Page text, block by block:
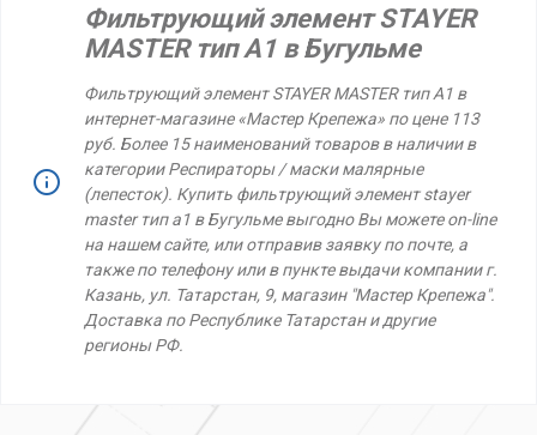
Фильтрующий элемент STAYER
MASTER тип А1 в Бугульме
Фильтрующий элемент STAYER MASTER тип А1 в
интернет-магазине «Мастер Крепежа» по цене 113
руб. Более 15 наименований товаров в наличии в
категории Респираторы / маски малярные
(лепесток). Купить фильтрующий элемент stayer
master тип а1 в Бугульме выгодно Вы можете on-line
на нашем сайте, или отправив заявку по почте, а
также по телефону или в пункте выдачи компании г.
Казань, ул. Татарстан, 9, магазин "Мастер Крепежа".
Доставка по Республике Татарстан и другие
регионы РФ.